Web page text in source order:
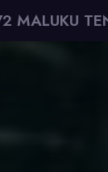
MALUKU